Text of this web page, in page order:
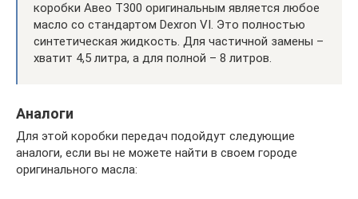
коробки Авео Т300 оригинальным является любое
масло со стандартом Dexron VI. Это полностью
синтетическая жидкость. Для частичной замены –
хватит 4,5 литра, а для полной – 8 литров.
Аналоги
Для этой коробки передач подойдут следующие
аналоги, если вы не можете найти в своем городе
оригинального масла: